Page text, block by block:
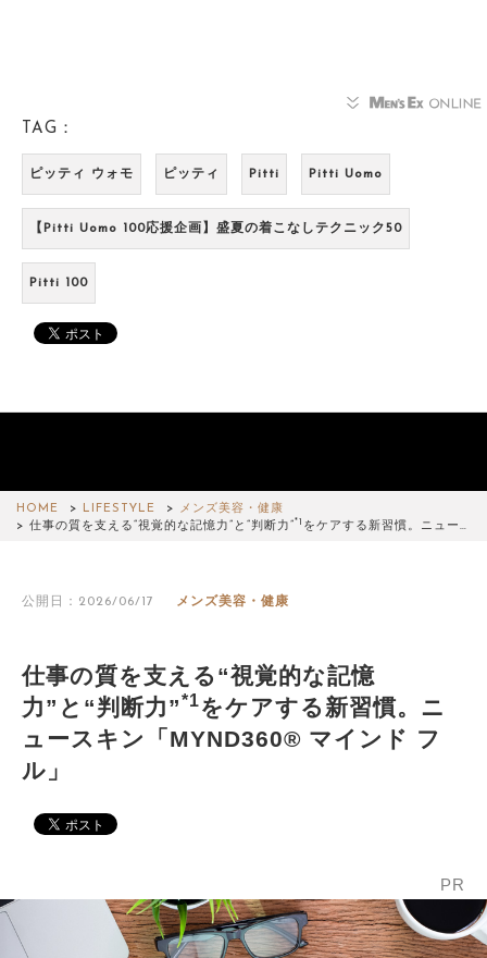
TAG：
ピッティ ウォモ ピッティ Pitti Pitti Uomo
【Pitti Uomo 100応援企画】盛夏の着こなしテクニック50
Pitti 100
HOME LIFESTYLE
メンズ美容・健康
仕事の質を支える“視覚的な記憶力”と“判断力”*1 をケアする新習慣。ニュー…
公開日：2026/06/17 メンズ美容・健康
仕事の質を支える“視覚的な記憶
力”と“判断力”*1をケアする新習慣。ニ
ュースキン「MYND360® マインド フ
ル」
PR